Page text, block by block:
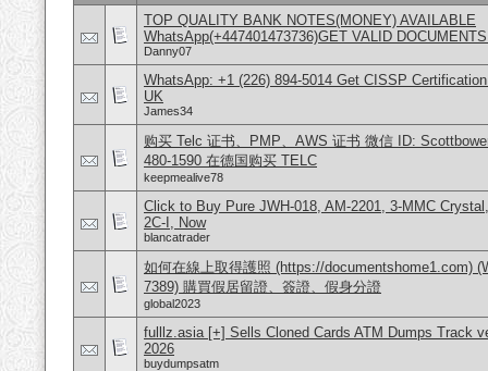
TOP QUALITY BANK NOTES(MONEY) AVAILABLE
WhatsApp(+447401473736)GET VALID
Danny07
WhatsApp: +1 (226) 894-5014​ Get CISSP
UK
James34
购买 Telc 证书、PMP、AWS 证书 微信 ID:
480-1590 在德国购买 TELC
keepmealive78
Click to Buy Pure JWH-018, AM-2201, 3-MMC
2C-I, Now
blancatrader
如何在線上取得護照 (https://documentshome1.com)
7389) 購買假居留證、簽證、假身分證
global2023
fulllz.asia [+] Sells Cloned Cards ATM Dumps Track
2026
buydumpsatm